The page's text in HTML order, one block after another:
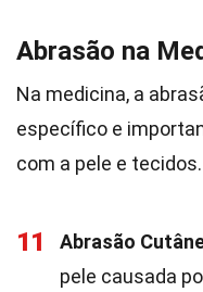
Abrasão na
Na medicina, a
específico e
com a pele e tecidos.
11 Abrasão
pele causada